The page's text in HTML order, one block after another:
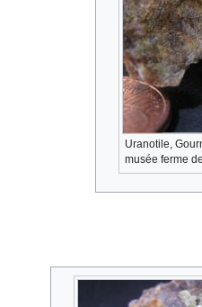
Uranotile,
musée ferme